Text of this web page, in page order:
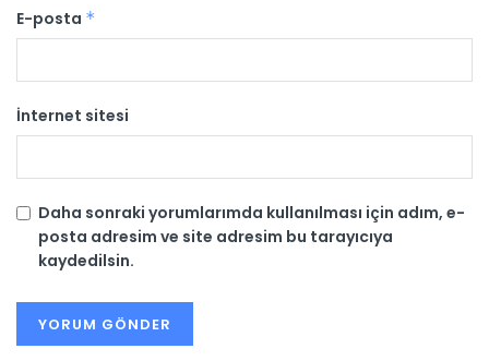
E-posta *
İnternet sitesi
Daha sonraki yorumlarımda kullanılması için adım, e-
posta adresim ve site adresim bu tarayıcıya
kaydedilsin.